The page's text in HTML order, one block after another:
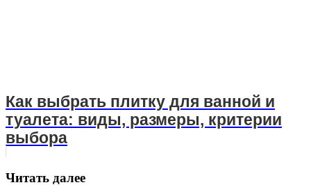
Как выбрать плитку для ванной и
туалета: виды, размеры, критерии
выбора
Читать далее